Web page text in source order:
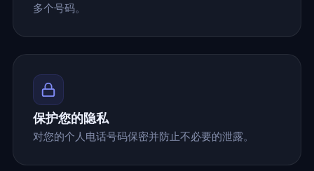
多个号码。
保护您的隐私
对您的个人电话号码保密并防止不必要的泄露。